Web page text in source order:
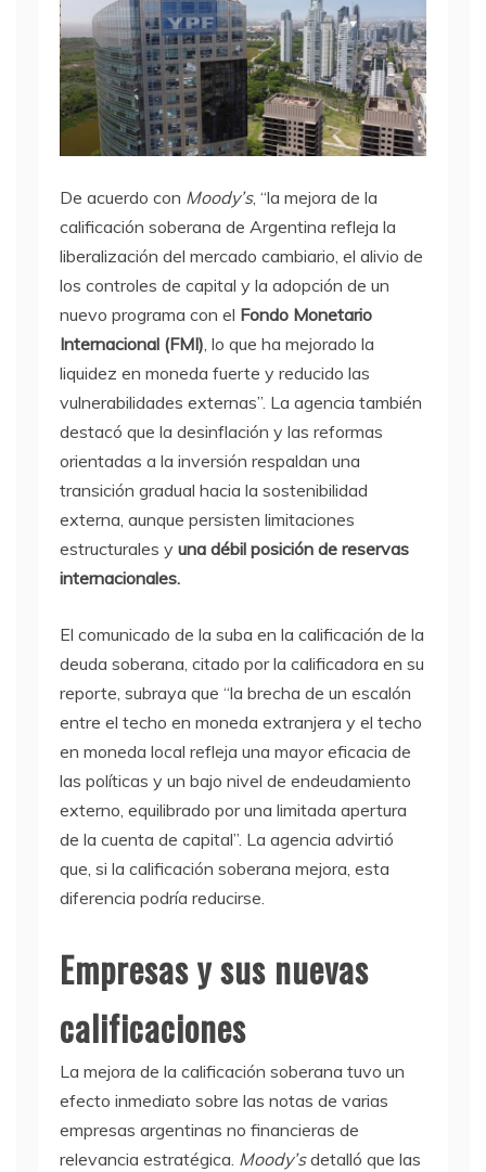
De acuerdo con Moody’s, “la mejora de la
calificación soberana de Argentina refleja la
liberalización del mercado cambiario, el alivio de
los controles de capital y la adopción de un
nuevo programa con el Fondo Monetario
Internacional (FMI), lo que ha mejorado la
liquidez en moneda fuerte y reducido las
vulnerabilidades externas”. La agencia también
destacó que la desinflación y las reformas
orientadas a la inversión respaldan una
transición gradual hacia la sostenibilidad
externa, aunque persisten limitaciones
estructurales y una débil posición de reservas
internacionales.
El comunicado de la suba en la calificación de la
deuda soberana, citado por la calificadora en su
reporte, subraya que “la brecha de un escalón
entre el techo en moneda extranjera y el techo
en moneda local refleja una mayor eficacia de
las políticas y un bajo nivel de endeudamiento
externo, equilibrado por una limitada apertura
de la cuenta de capital”. La agencia advirtió
que, si la calificación soberana mejora, esta
diferencia podría reducirse.
Empresas y sus nuevas
calificaciones
La mejora de la calificación soberana tuvo un
efecto inmediato sobre las notas de varias
empresas argentinas no financieras de
relevancia estratégica. Moody’sdetalló que las